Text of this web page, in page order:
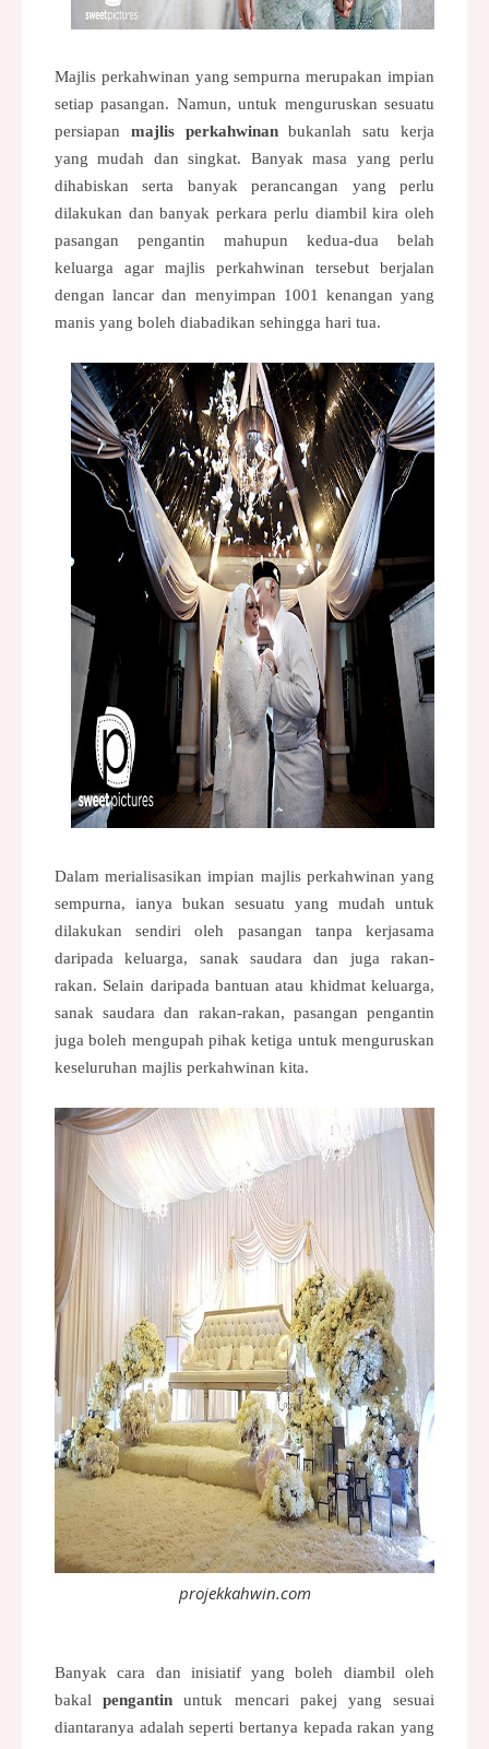
Majlis perkahwinan yang sempurna merupakan impian
setiap pasangan. Namun, untuk menguruskan sesuatu
persiapan majlis perkahwinanbukanlah satu kerja
yang mudah dan singkat. Banyak masa yang perlu
dihabiskan serta banyak perancangan yang perlu
dilakukan dan banyak perkara perlu diambil kira oleh
pasangan pengantin mahupun kedua-dua belah
keluarga agar majlis perkahwinan tersebut berjalan
dengan lancar dan menyimpan 1001 kenangan yang
manis yang boleh diabadikan sehingga hari tua.
Dalam merialisasikan impian majlis perkahwinan yang
sempurna, ianya bukan sesuatu yang mudah untuk
dilakukan sendiri oleh pasangan tanpa kerjasama
daripada keluarga, sanak saudara dan juga rakan-
rakan. Selain daripada bantuan atau khidmat keluarga,
sanak saudara dan rakan-rakan, pasangan pengantin
juga boleh mengupah pihak ketiga untuk menguruskan
keseluruhan majlis perkahwinan kita.
projekkahwin.com
Banyak cara dan inisiatif yang boleh diambil oleh
bakalpengantin untuk mencari pakej yang sesuai
diantaranya adalah seperti bertanya kepada rakan yang